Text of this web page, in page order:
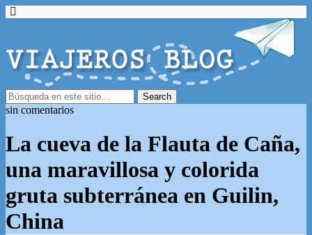
sin comentarios
La cueva de la Flauta de Caña,
una maravillosa y colorida
gruta subterránea en Guilin,
China